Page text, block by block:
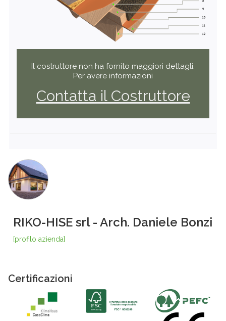
Il costruttore non ha fornito maggiori dettagli.
Per avere informazioni
Contatta il Costruttore
RIKO-HISE srl - Arch. Daniele Bonzi
[profilo azienda]
Certificazioni